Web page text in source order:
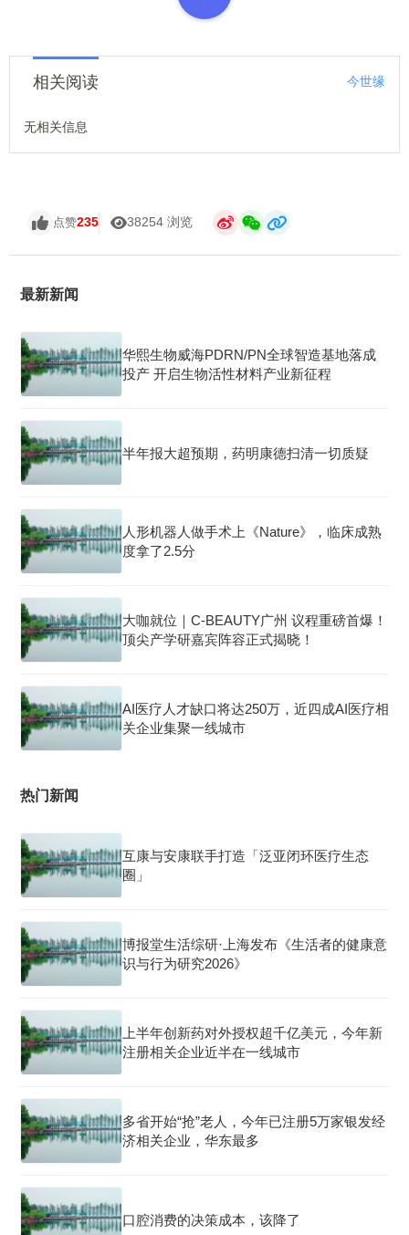
相关阅读 今世缘
无相关信息
点赞235 38254 浏览
最新新闻
华熙生物威海PDRN/PN全球智造基地落成
投产 开启生物活性材料产业新征程
半年报大超预期，药明康德扫清一切质疑
人形机器人做手术上《Nature》，临床成熟
度拿了2.5分
大咖就位｜C-BEAUTY广州 议程重磅首爆！
顶尖产学研嘉宾阵容正式揭晓！
AI医疗人才缺口将达250万，近四成AI医疗相
关企业集聚一线城市
热门新闻
互康与安康联手打造「泛亚闭环医疗生态
圈」
博报堂生活综研·上海发布《生活者的健康意
识与行为研究2026》
上半年创新药对外授权超千亿美元，今年新
注册相关企业近半在一线城市
多省开始“抢”老人，今年已注册5万家银发经
济相关企业，华东最多
口腔消费的决策成本，该降了